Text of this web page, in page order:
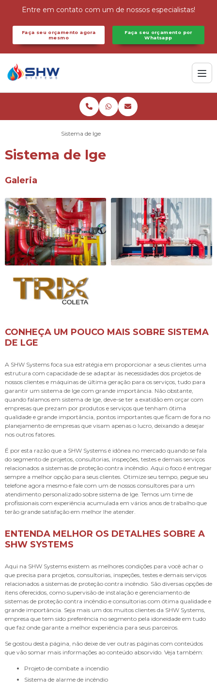
Entre em contato com um de nossos especialistas!
Faça seu orçamento agora
mesmo
Faça seu orçamento por
Whatsapp
Sistema de lge
Sistema de lge
Galeria
CONHEÇA UM POUCO MAIS SOBRE SISTEMA
DE LGE
A SHW Systems foca sua estratégia em proporcionar a seus clientes uma
estrutura com capacidade de se adaptar às necessidades dos projetos de
nossos clientes e máquinas de última geração para os serviços, tudo para
garantir um sistema de lge com grande importância. Não obstante,
quando falamos em sistema de lge , deve-se ter a exatidão em orçar com
empresas que prezam por produtos e serviços que tenham ótima
qualidade e grande importância, pontos importantes que ficam de fora no
planejamento de empresas que visam apenas o lucro, deixando a desejar
nos outros fatores.
É por esta razão que a SHW Systems é idônea no mercado quando se fala
do segmento de projetos, consultorias, inspeções, testes e demais serviços
relacionados a sistemas de proteção contra incêndio. Aqui o foco é entregar
sempre a melhor opção para seus clientes. Otimize seu tempo, pegue seu
telefone agora mesmo e fale com um de nossos consultores para um
atendimento personalizado sobre sistema de lge . Temos um time de
profissionais com experiência acumulada em vários anos de trabalho que
terão grande satisfação em melhor lhe atender.
ENTENDA MELHOR OS DETALHES SOBRE A
SHW SYSTEMS
Aqui na SHW Systems existem as melhores condições para você achar o
que precisa para projetos, consultorias, inspeções, testes e demais serviços
relacionados a sistemas de proteção contra incêndio. São diversas opções de
itens oferecidos, como supervisão de instalação e gerenciamento de
sistemas de proteção contra incêndio e consultorias com ótima qualidade e
grande importância. Seja mais um dos muitos clientes da SHW Systems,
empresa que tem sido preferência no segmento pela idoneidade em tudo
que faz onde garante a melhor experiência para seus parceiros.
Se gostou desta página, não deixe de ver outras páginas com conteúdos
que vão somar mais informações ao conteúdo absorvido. Veja também:
projeto de combate a incendio
sistema de alarme de incêndio